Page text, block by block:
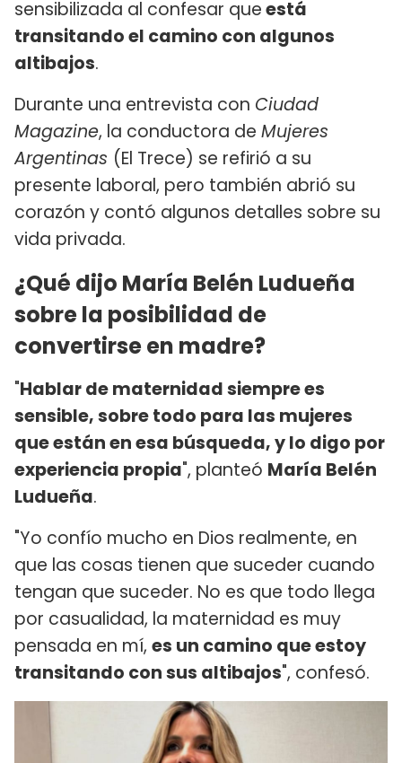
sensibilizada al confesar queestá
transitando el camino con algunos
altibajos.
Durante una entrevista con Ciudad
Magazine, la conductora de Mujeres
Argentinas (El Trece) se refirió a su
presente laboral, pero también abrió su
corazón y contó algunos detalles sobre su
vida privada.
¿Qué dijo María Belén Ludueña
sobre la posibilidad de
convertirse en madre?
"Hablar de maternidad siempre es
sensible, sobre todo para las mujeres
que están en esa búsqueda, y lo digo por
experiencia propia", planteó María Belén
Ludueña.
"Yo confío mucho en Dios realmente, en
que las cosas tienen que suceder cuando
tengan que suceder. No es que todo llega
por casualidad, la maternidad es muy
pensada en mí, es un camino que estoy
transitando con sus altibajos", confesó.